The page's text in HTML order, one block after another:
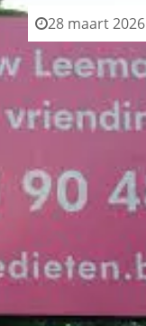
28 maart 2026